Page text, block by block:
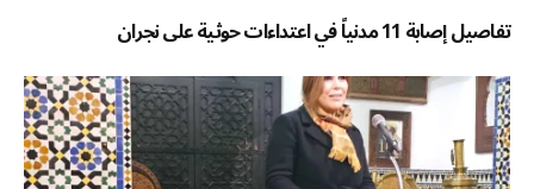
تفاصيل إصابة 11 مدنياً في اعتداءات حوثية على نجران